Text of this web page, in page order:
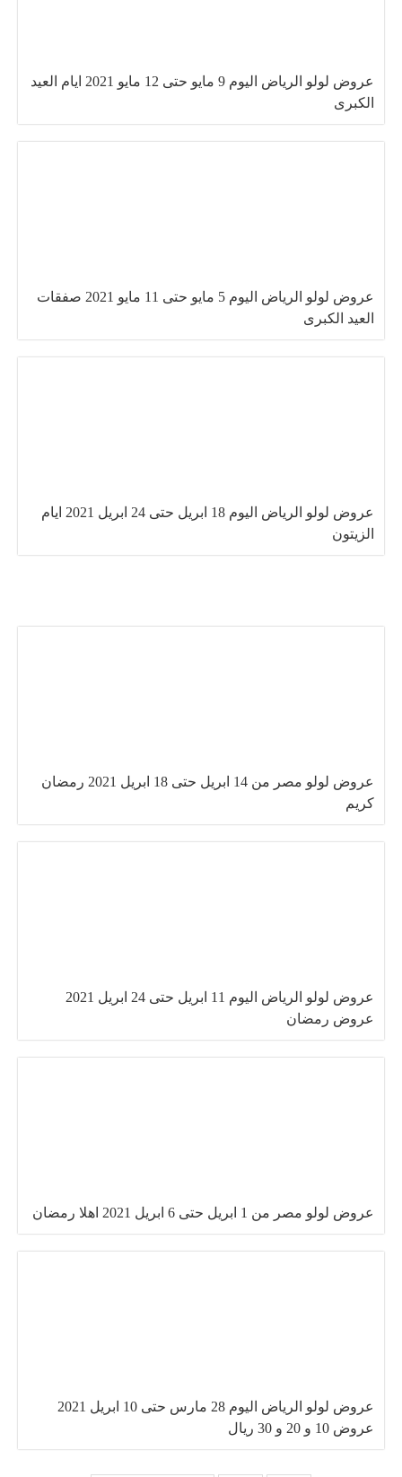
عروض لولو الرياض اليوم 9 مايو حتى 12 مايو 2021 ايام العيد
الكبرى
عروض لولو الرياض اليوم 5 مايو حتى 11 مايو 2021 صفقات
العيد الكبرى
عروض لولو الرياض اليوم 18 ابريل حتى 24 ابريل 2021 ايام
الزيتون
عروض لولو مصر من 14 ابريل حتى 18 ابريل 2021 رمضان
كريم
عروض لولو الرياض اليوم 11 ابريل حتى 24 ابريل 2021
عروض رمضان
عروض لولو مصر من 1 ابريل حتى 6 ابريل 2021 اهلا رمضان
عروض لولو الرياض اليوم 28 مارس حتى 10 ابريل 2021
عروض 10 و 20 و 30 ريال